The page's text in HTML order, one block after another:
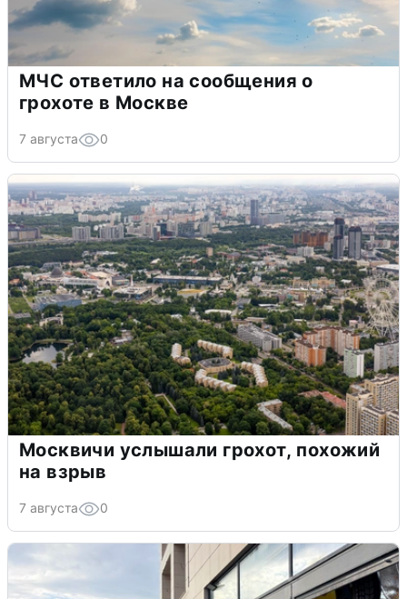
МЧС ответило на сообщения о
грохоте в Москве
7 августа 0
Москвичи услышали грохот, похожий
на взрыв
7 августа 0